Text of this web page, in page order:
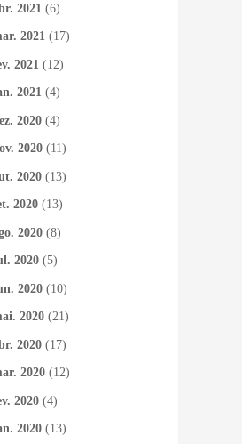
2021 (6)
2021 (17)
2021 (12)
2021 (4)
2020 (4)
2020 (11)
2020 (13)
2020 (13)
2020 (8)
2020 (5)
2020 (10)
2020 (21)
2020 (17)
2020 (12)
2020 (4)
2020 (13)